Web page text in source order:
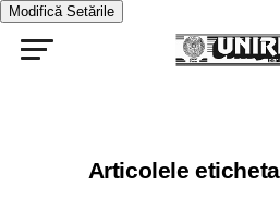
Modifică Setările
Articolele